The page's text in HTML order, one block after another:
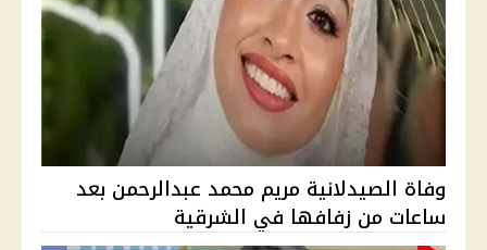
وفاة الصيدلانية مريم محمد عبدالرحمن بعد
ساعات من زفافها في الشرقية